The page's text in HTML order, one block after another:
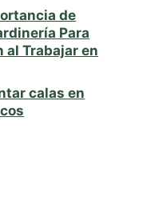
de
Para
al Trabajar en
calas en